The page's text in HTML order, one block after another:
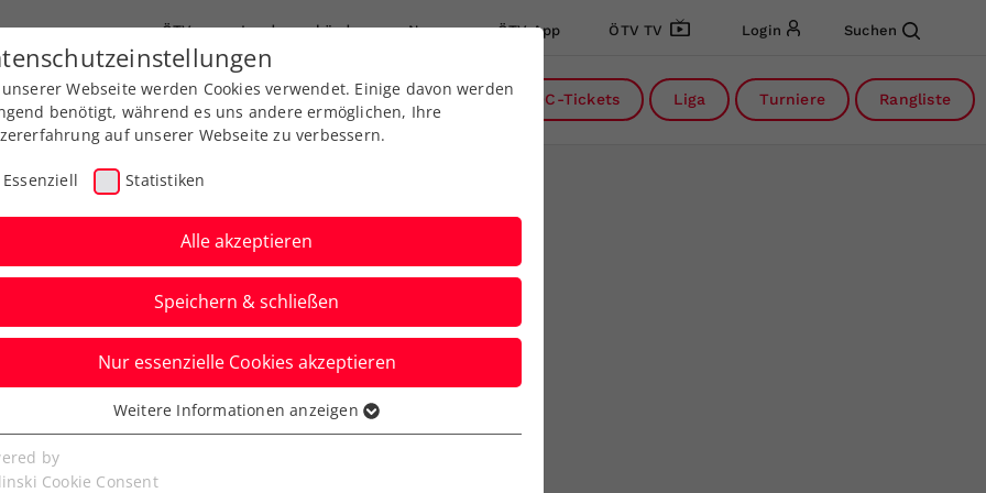
ÖTV Landesverbände News ÖTV App ÖTV TV Login Suchen
Ausbildungen Services Über uns DC-Tickets Liga Turniere Rangliste
Pichler spielt um
der Karriere
Webseite werden Cookies verwendet. Einige davon werden
benötigt, während es uns andere ermöglichen, Ihre
auf unserer Webseite zu verbessern.
Essenziell Statistiken
Alle akzeptieren
Speichern & schließen
Nur essenzielle Cookies akzeptieren
Cookies werden für grundlegende Funktionen der
benötigt. Dadurch ist gewährleistet, dass die Webseite
Weitere Informationen anzeigen
by
Cookie Consent